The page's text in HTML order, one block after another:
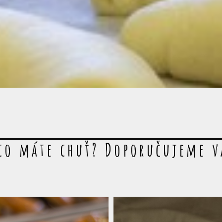
máte chuť? Doporučujeme